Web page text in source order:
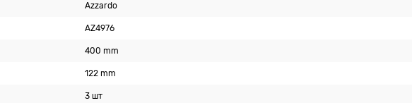
Azzardo
AZ4976
400 mm
122 mm
3 шт